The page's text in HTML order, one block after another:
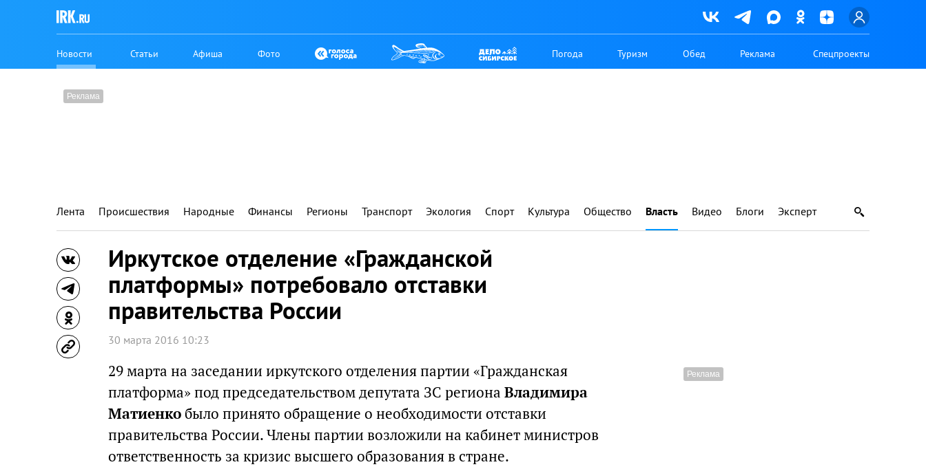
Новости Статьи Афиша Фото Погода Туризм Обед Реклама Спецпроекты
Лента Происшествия Народные Финансы Регионы Транспорт Экология Спорт Культура Общество Власть Видео Блоги Эксперт
Иркутское отделение «Гражданской
платформы» потребовало отставки
правительства России
30 марта 2016 10:23
29 марта на заседании иркутского отделения партии «Гражданская
платформа» под председательством депутата ЗС региона Владимира
Матиенкобыло принято обращение о необходимости отставки
правительства России. Члены партии возложили на кабинет министров
ответственность за кризис высшего образования в стране.